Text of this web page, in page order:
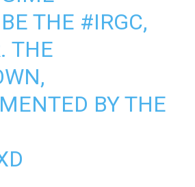
THE #IRGC,
THE
BY THE